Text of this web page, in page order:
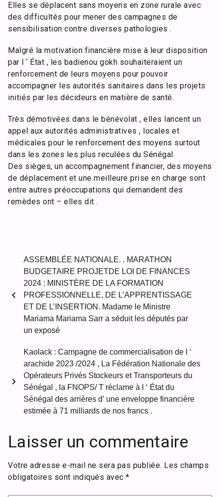
Elles se déplacent sans moyens en zone rurale avec
des difficultés pour mener des campagnes de
sensibilisation contre diverses pathologies .
Malgré la motivation financière mise à leur disposition
par l ‘ État , les badienou gokh souhaiteraient un
renforcement de leurs moyens pour pouvoir
accompagner les autorités sanitaires dans les projets
initiés par les décideurs en matière de santé.
Très démotivées dans le bénévolat , elles lancent un
appel aux autorités administratives , locales et
médicales pour le renforcement des moyens surtout
dans les zones les plus reculées du Sénégal.
Des sièges, un accompagnement financier, des moyens
de déplacement et une meilleure prise en charge sont
entre autres préoccupations qui demandent des
remèdes ont – elles dit .
chevron_left
ASSEMBLÉE NATIONALE. . MARATHON
BUDGETAIRE PROJETDE LOI DE FINANCES
2024 : MINISTÈRE DE LA FORMATION
PROFESSIONNELLE, DE L’APPRENTISSAGE
ET DE L’INSERTION. Madame le Ministre
Mariama Mariama Sarr a séduit les députés par
un exposé
Kaolack : Campagne de commercialisation de l ‘
arachide 2023 /2024 , La Fédération Nationale des
Opérateurs Privés Stockeurs et Transporteurs du
Sénégal , la FNOPS/ T réclame à l ‘ État du
Sénégal des arrières d’ une enveloppe financière
estimée à 71 milliards de nos francs .
chevron_right
Laisser un commentaire
Votre adresse e-mail ne sera pas publiée. Les champs
obligatoires sont indiqués avec *